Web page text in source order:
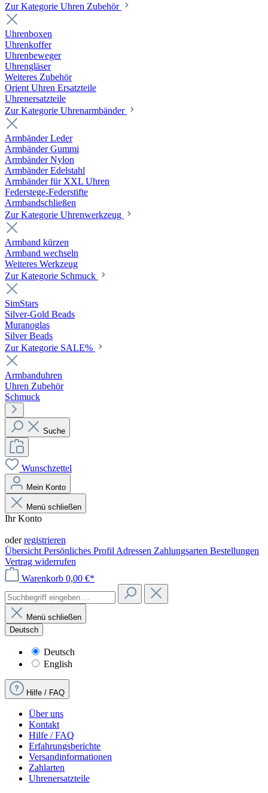
Zur Kategorie Uhren Zubehör
Uhrenboxen
Uhrenkoffer
Uhrenbeweger
Uhrengläser
Weiteres Zubehör
Orient Uhren Ersatzteile
Uhrenersatzteile
Zur Kategorie Uhrenarmbänder
Armbänder Leder
Armbänder Gummi
Armbänder Nylon
Armbänder Edelstahl
Armbänder für XXL Uhren
Federstege-Federstifte
Armbandschließen
Zur Kategorie Uhrenwerkzeug
Armband kürzen
Armband wechseln
Weiteres Werkzeug
Zur Kategorie Schmuck
SimStars
Silver-Gold Beads
Muranoglas
Silver Beads
Zur Kategorie SALE%
Armbanduhren
Uhren Zubehör
Schmuck
Suche
Wunschzettel
Mein Konto
Menü schließen
Ihr Konto
oderregistrieren
Übersicht Persönliches Profil Adressen Zahlungsarten Bestellungen
Vertrag widerrufen
Warenkorb 0,00 €*
Menü schließen
Deutsch
Deutsch
English
Hilfe / FAQ
Über uns
Kontakt
Hilfe / FAQ
Erfahrungsberichte
Versandinformationen
Zahlarten
Uhrenersatzteile